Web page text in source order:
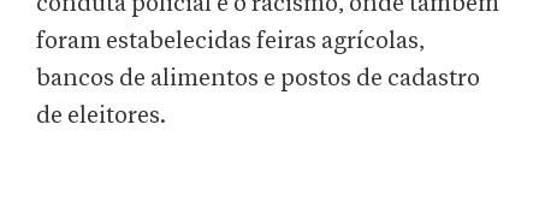
foram estabelecidas feiras agrícolas,
bancos de alimentos e postos de cadastro
de eleitores.